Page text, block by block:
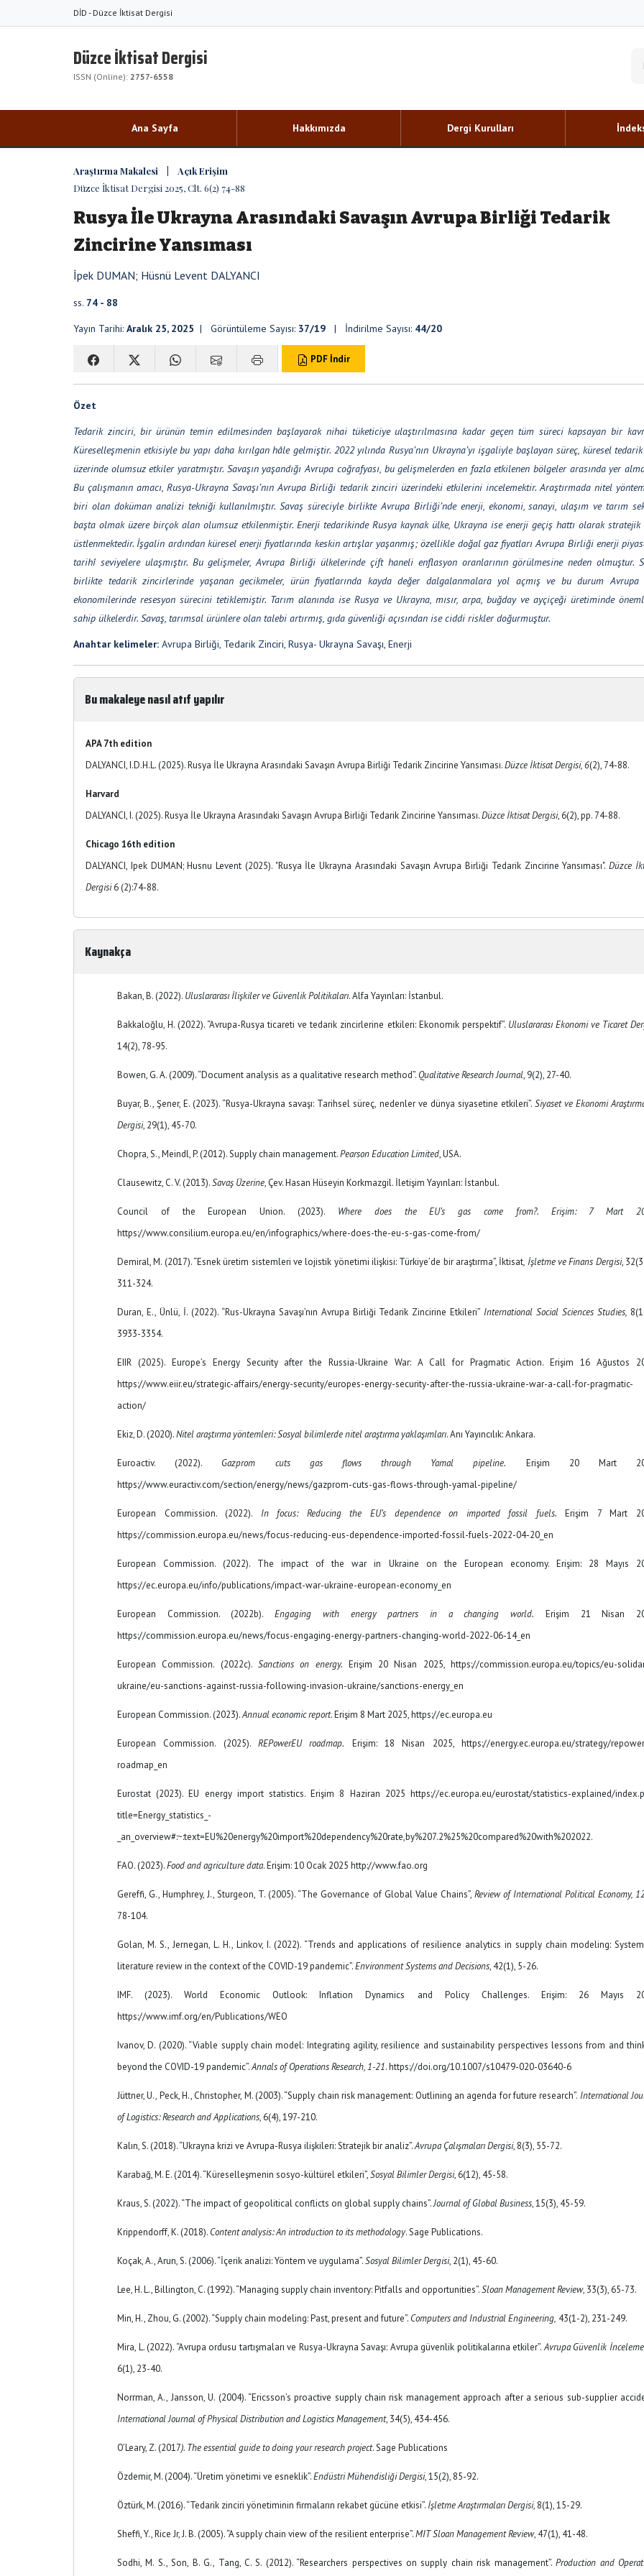
DİD - Düzce İktisat Dergisi
Düzce İktisat Dergisi
ISSN (Online): 2757-6558
Ana Sayfa Hakkımızda Dergi Kurulları
Araştırma Makalesi | Açık Erişim
Düzce İktisat Dergisi 2025, Clt. 6(2) 74-88
Rusya İle Ukrayna Arasındaki Savaşın Avrupa Birliği Tedarik
Zincirine Yansıması
İpek DUMAN; Hüsnü Levent DALYANCI
ss. 74 - 88
Yayın Tarihi: Aralık 25, 2025 | Görüntüleme Sayısı: 37/19 | İndirilme Sayısı: 44/20
PDF İndir
Özet
Tedarik zinciri, bir ürünün temin edilmesinden başlayarak nihai tüketiciye ulaştırılmasına kadar geçen tüm süreci kapsayan bir
Küreselleşmenin etkisiyle bu yapı daha kırılgan hâle gelmiştir. 2022 yılında Rusya’nın Ukrayna’yı işgaliyle başlayan süreç, küresel
üzerinde olumsuz etkiler yaratmıştır. Savaşın yaşandığı Avrupa coğrafyası, bu gelişmelerden en fazla etkilenen bölgeler arasında yer
Bu çalışmanın amacı, Rusya-Ukrayna Savaşı’nın Avrupa Birliği tedarik zinciri üzerindeki etkilerini incelemektir. Araştırmada nitel
biri olan doküman analizi tekniği kullanılmıştır. Savaş süreciyle birlikte Avrupa Birliği’nde enerji, ekonomi, sanayi, ulaşım ve tarım
başta olmak üzere birçok alan olumsuz etkilenmiştir. Enerji tedarikinde Rusya kaynak ülke, Ukrayna ise enerji geçiş hattı olarak
üstlenmektedir. İşgalin ardından küresel enerji fiyatlarında keskin artışlar yaşanmış; özellikle doğal gaz fiyatları Avrupa Birliği enerji
tarihî seviyelere ulaşmıştır. Bu gelişmeler, Avrupa Birliği ülkelerinde çift haneli enflasyon oranlarının görülmesine neden olmuştur.
birlikte tedarik zincirlerinde yaşanan gecikmeler, ürün fiyatlarında kayda değer dalgalanmalara yol açmış ve bu durum
ekonomilerinde resesyon sürecini tetiklemiştir. Tarım alanında ise Rusya ve Ukrayna, mısır, arpa, buğday ve ayçiçeği üretiminde
sahip ülkelerdir. Savaş, tarımsal ürünlere olan talebi artırmış, gıda güvenliği açısından ise ciddi riskler doğurmuştur.
Anahtar kelimeler: Avrupa Birliği, Tedarik Zinciri, Rusya- Ukrayna Savaşı, Enerji
Bu makaleye nasıl atıf yapılır
APA 7th edition
DALYANCI, I.D.H.L. (2025). Rusya İle Ukrayna Arasındaki Savaşın Avrupa Birliği Tedarik Zincirine Yansıması.Düzce İktisat Dergisi, 6(2), 74-88.
Harvard
DALYANCI, I. (2025). Rusya İle Ukrayna Arasındaki Savaşın Avrupa Birliği Tedarik Zincirine Yansıması.Düzce İktisat Dergisi, 6(2), pp. 74-88.
Chicago 16th edition
DALYANCI, Ipek DUMAN; Husnu Levent (2025). "Rusya İle Ukrayna Arasındaki Savaşın Avrupa Birliği Tedarik Zincirine Yansıması".Düzce
Dergisi6 (2):74-88.
Kaynakça
Bakan, B. (2022). Uluslararası İlişkiler ve Güvenlik Politikaları. Alfa Yayınları: İstanbul.
Bakkaloğlu, H. (2022). “Avrupa-Rusya ticareti ve tedarik zincirlerine etkileri: Ekonomik perspektif”. Uluslararası Ekonomi ve Ticaret
14(2), 78-95.
Bowen, G. A. (2009). “Document analysis as a qualitative research method”. Qualitative Research Journal, 9(2), 27-40.
Buyar, B., Şener, E. (2023). “Rusya-Ukrayna savaşı: Tarihsel süreç, nedenler ve dünya siyasetine etkileri”. Siyaset ve Ekonomi
Dergisi, 29(1), 45-70.
Chopra, S., Meindl, P. (2012). Supply chain management.Pearson Education Limited, USA.
Clausewitz, C. V. (2013).Savaş Üzerine, Çev. Hasan Hüseyin Korkmazgil. İletişim Yayınları: İstanbul.
Council of the European Union. (2023). Where does the EU’s gas come from?. Erişim: 7 Mart
https://www.consilium.europa.eu/en/infographics/where-does-the-eu-s-gas-come-from/
Demiral, M. (2017). “Esnek üretim sistemleri ve lojistik yönetimi ilişkisi: Türkiye’de bir araştırma”, İktisat, İşletme ve Finans Dergisi,
311-324.
Duran, E., Ünlü, İ. (2022). “Rus-Ukrayna Savaşı’nın Avrupa Birliği Tedarik Zincirine Etkileri” International Social Sciences Studies,
3933-3354.
EIIR (2025). Europe’s Energy Security after the Russia-Ukraine War: A Call for Pragmatic Action. Erişim 16 Ağustos
https://www.eiir.eu/strategic-affairs/energy-security/europes-energy-security-after-the-russia-ukraine-war-a-call-for-pragmatic-
action/
Ekiz, D. (2020).Nitel araştırma yöntemleri: Sosyal bilimlerde nitel araştırma yaklaşımları. Anı Yayıncılık: Ankara.
Euroactiv. (2022). Gazprom cuts gas flows through Yamal pipeline. Erişim 20 Mart
https://www.euractiv.com/section/energy/news/gazprom-cuts-gas-flows-through-yamal-pipeline/
European Commission. (2022). In focus: Reducing the EU’s dependence on imported fossil fuels. Erişim 7 Mart
https://commission.europa.eu/news/focus-reducing-eus-dependence-imported-fossil-fuels-2022-04-20_en
European Commission. (2022). The impact of the war in Ukraine on the European economy. Erişim: 28 Mayıs
https://ec.europa.eu/info/publications/impact-war-ukraine-european-economy_en
European Commission. (2022b).Engaging with energy partners in a changing world. Erişim 21 Nisan
https://commission.europa.eu/news/focus-engaging-energy-partners-changing-world-2022-06-14_en
European Commission. (2022c). Sanctions on energy. Erişim 20 Nisan 2025, https://commission.europa.eu/topics/eu-
ukraine/eu-sanctions-against-russia-following-invasion-ukraine/sanctions-energy_en
European Commission. (2023).Annual economic report. Erişim 8 Mart 2025, https://ec.europa.eu
European Commission. (2025). REPowerEU roadmap. Erişim: 18 Nisan 2025, https://energy.ec.europa.eu/strategy/
roadmap_en
Eurostat (2023). EU energy import statistics. Erişim 8 Haziran 2025 https://ec.europa.eu/eurostat/statistics-explained/
title=Energy_statistics_-
_an_overview#:~:text=EU%20energy%20import%20dependency%20rate,by%207.2%25%20compared%20with%202022.
FAO. (2023).Food and agriculture data. Erişim: 10 Ocak 2025 http://www.fao.org
Gereffi, G., Humphrey, J., Sturgeon, T. (2005). “The Governance of Global Value Chains”, Review of International Political Economy,
78-104.
Golan, M. S., Jernegan, L. H., Linkov, I. (2022). “Trends and applications of resilience analytics in supply chain modeling:
literature review in the context of the COVID-19 pandemic”.Environment Systems and Decisions, 42(1), 5-26.
IMF. (2023). World Economic Outlook: Inflation Dynamics and Policy Challenges. Erişim: 26 Mayıs
https://www.imf.org/en/Publications/WEO
Ivanov, D. (2020). “Viable supply chain model: Integrating agility, resilience and sustainability perspectives lessons from and
beyond the COVID-19 pandemic”.Annals of Operations Research, 1-21. https://doi.org/10.1007/s10479-020-03640-6
Jüttner, U., Peck, H., Christopher, M. (2003). “Supply chain risk management: Outlining an agenda for future research”. International
of Logistics: Research and Applications, 6(4), 197-210.
Kalın, S. (2018). “Ukrayna krizi ve Avrupa-Rusya ilişkileri: Stratejik bir analiz”.Avrupa Çalışmaları Dergisi, 8(3), 55-72.
Karabağ, M. E. (2014). “Küreselleşmenin sosyo-kültürel etkileri”,Sosyal Bilimler Dergisi, 6(12), 45-58.
Kraus, S. (2022). “The impact of geopolitical conflicts on global supply chains”.Journal of Global Business, 15(3), 45-59.
Krippendorff, K. (2018). Content analysis: An introduction to its methodology. Sage Publications.
Koçak, A., Arun, S. (2006). “İçerik analizi: Yöntem ve uygulama”.Sosyal Bilimler Dergisi, 2(1), 45-60.
Lee, H. L., Billington, C. (1992). “Managing supply chain inventory: Pitfalls and opportunities”.Sloan Management Review, 33(3), 65-73.
Min, H., Zhou, G. (2002). “Supply chain modeling: Past, present and future”. Computers and Industrial Engineering, 43(1-2), 231-249.
Mira, L. (2022). “Avrupa ordusu tartışmaları ve Rusya-Ukrayna Savaşı: Avrupa güvenlik politikalarına etkiler”.Avrupa Güvenlik
6(1), 23-40.
Norrman, A., Jansson, U. (2004). “Ericsson’s proactive supply chain risk management approach after a serious sub-supplier
International Journal of Physical Distribution and Logistics Management, 34(5), 434-456.
O’Leary, Z. (2017). The essential guide to doing your research project. Sage Publications
Özdemir, M. (2004). “Üretim yönetimi ve esneklik”.Endüstri Mühendisliği Dergisi, 15(2), 85-92.
Öztürk, M. (2016). “Tedarik zinciri yönetiminin firmaların rekabet gücüne etkisi”. İşletme Araştırmaları Dergisi, 8(1), 15-29.
Sheffi, Y., Rice Jr, J. B. (2005). “A supply chain view of the resilient enterprise”.MIT Sloan Management Review, 47(1), 41-48.
Sodhi, M. S., Son, B. G., Tang, C. S. (2012). “Researchers perspectives on supply chain risk management”.Production and